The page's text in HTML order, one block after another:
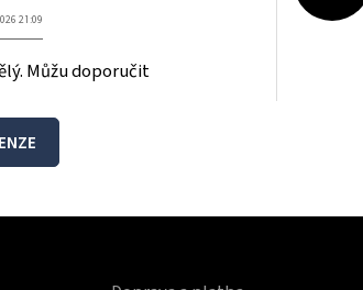
21:09
Můžu doporučit